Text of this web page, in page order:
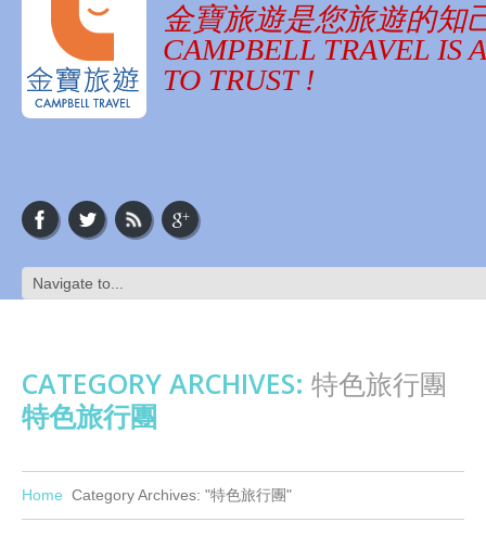
金寶旅遊是您旅遊的知
CAMPBELL TRAVEL IS
TO TRUST !
CATEGORY ARCHIVES: 特色旅行團
特色旅行團
Home Category Archives: "特色旅行團"